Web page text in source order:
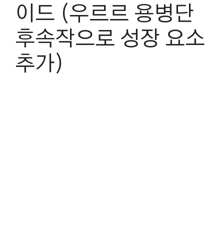
이드 (우르르 용병단
후속작으로 성장 요소
추가)